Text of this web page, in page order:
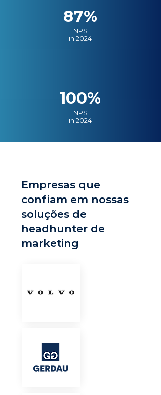
87%
NPS
in 2024
100%
NPS
in 2024
Empresas que
confiam em nossas
soluções de
headhunter de
marketing